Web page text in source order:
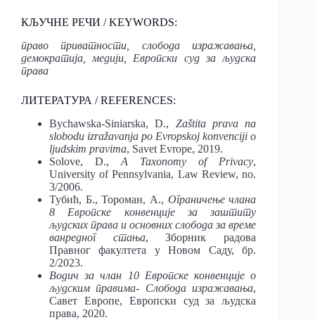
КЉУЧНЕ РЕЧИ / KEYWORDS:
право приватности, слобода изражавања,
демократија, медији, Европски суд за људска
права
ЛИТЕРАТУРА / REFERENCES:
Bychawska-Siniarska, D., Zaštita prava na
slobodu izražavanja po Evropskoj konvenciji o
ljudskim pravima, Savet Evrope, 2019.
Solove, D.,А Taxonomy of Privacy,
University of Pennsylvania, Law Review, no.
3/2006.
Тубић, Б., Тороман, А., Ограничење члана
8 Европске конвенције за заштиту
људских права и основних слобода за време
ванредног стања, Зборник радова
Правног факултета у Новом Саду, бр.
2/2023.
Водич за члан 10 Европске конвенције о
људским правима- Слобода изражавања,
Савет Европе, Европски суд за људска
права, 2020.